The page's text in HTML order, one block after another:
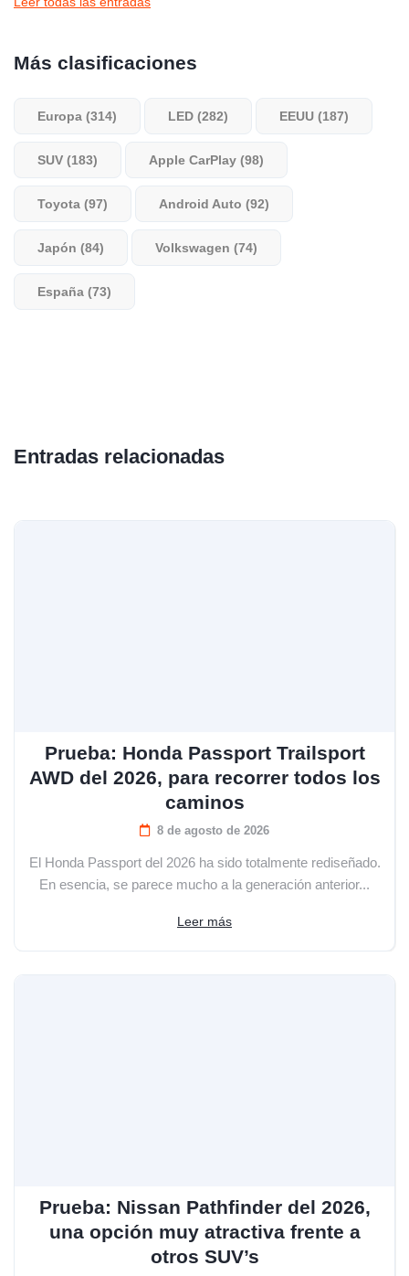
Más clasificaciones
Europa (314) LED (282) EEUU (187)
SUV (183) Apple CarPlay (98)
Toyota (97) Android Auto (92)
Japón (84) Volkswagen (74)
España (73)
Entradas relacionadas
Prueba: Honda Passport Trailsport
AWD del 2026, para recorrer todos los
caminos
8 de agosto de 2026
El Honda Passport del 2026 ha sido totalmente rediseñado.
En esencia, se parece mucho a la generación anterior...
Leer más
Prueba: Nissan Pathfinder del 2026,
una opción muy atractiva frente a
otros SUV’s